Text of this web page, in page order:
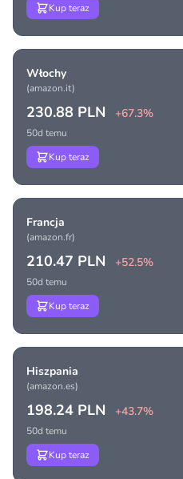
Kup teraz
Włochy
(amazon.it)
230.88 PLN +67.3%
50d temu
Kup teraz
Francja
(amazon.fr)
210.47 PLN +52.5%
50d temu
Kup teraz
Hiszpania
(amazon.es)
198.24 PLN +43.7%
50d temu
Kup teraz